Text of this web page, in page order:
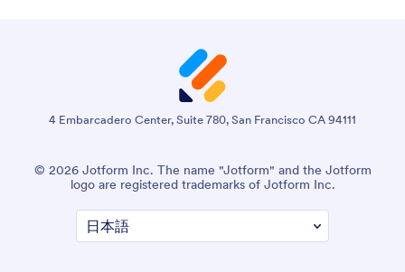
4 Embarcadero Center, Suite 780, San Francisco CA 94111
© 2026 Jotform Inc. The name "Jotform" and the Jotform
logo are registered trademarks of Jotform Inc.